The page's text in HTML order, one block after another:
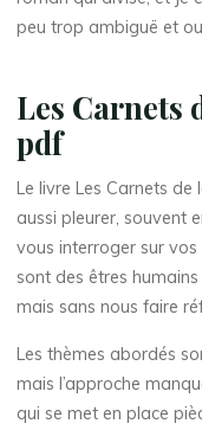
o
m
o
rt
e
|
peu trop ambiguë et
Les Carnets
pdf
Le livre Les Carnets
aussi pleurer, souvent
vous interroger sur
sont des êtres
mais sans nous faire
Les thèmes abordés
mais l’approche
qui se met en place